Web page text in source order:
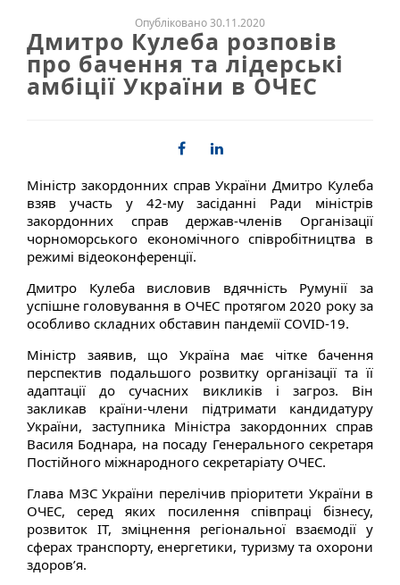
Опубліковано 30.11.2020
Дмитро Кулеба розповів
про бачення та лідерські
амбіції України в ОЧЕС
Міністр закордонних справ України Дмитро Кулеба
взяв участь у 42-му засіданні Ради міністрів
закордонних справ держав-членів Організації
чорноморського економічного співробітництва в
режимі відеоконференції.
Дмитро Кулеба висловив вдячність Румунії за
успішне головування в ОЧЕС протягом 2020 року за
особливо складних обставин пандемії COVID-19.
Міністр заявив, що Україна має чітке бачення
перспектив подальшого розвитку організації та її
адаптації до сучасних викликів і загроз. Він
закликав країни-члени підтримати кандидатуру
України, заступника Міністра закордонних справ
Василя Боднара, на посаду Генерального секретаря
Постійного міжнародного секретаріату ОЧЕС.
Глава МЗС України перелічив пріоритети України в
ОЧЕС, серед яких посилення співпраці бізнесу,
розвиток ІТ, зміцнення регіональної взаємодії у
сферах транспорту, енергетики, туризму та охорони
здоров’я.